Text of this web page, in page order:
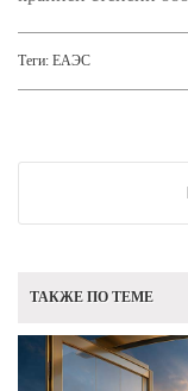
Теги: ЕАЭС
ТАКЖЕ ПО ТЕМЕ